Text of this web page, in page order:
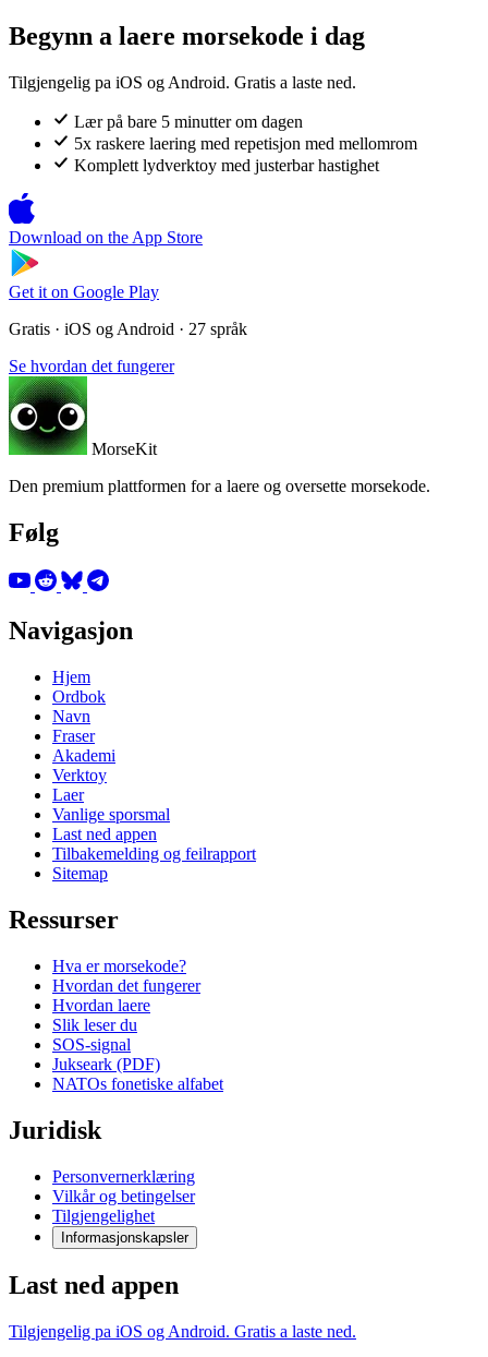
Begynn a laere morsekode i dag
Tilgjengelig pa iOS og Android. Gratis a laste ned.
Lær på bare 5 minutter om dagen
5x raskere laering med repetisjon med mellomrom
Komplett lydverktoy med justerbar hastighet
Download on the App Store
Get it on Google Play
Gratis · iOS og Android · 27 språk
Se hvordan det fungerer
MorseKit
Den premium plattformen for a laere og oversette morsekode.
Følg
Navigasjon
Hjem
Ordbok
Navn
Fraser
Akademi
Verktoy
Laer
Vanlige sporsmal
Last ned appen
Tilbakemelding og feilrapport
Sitemap
Ressurser
Hva er morsekode?
Hvordan det fungerer
Hvordan laere
Slik leser du
SOS-signal
Jukseark (PDF)
NATOs fonetiske alfabet
Juridisk
Personvernerklæring
Vilkår og betingelser
Tilgjengelighet
Informasjonskapsler
Last ned appen
Tilgjengelig pa iOS og Android. Gratis a laste ned.